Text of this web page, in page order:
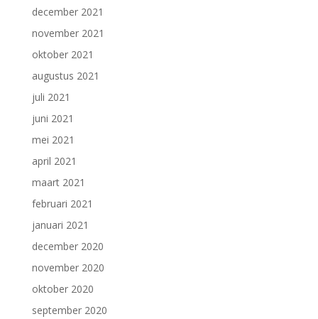
december 2021
november 2021
oktober 2021
augustus 2021
juli 2021
juni 2021
mei 2021
april 2021
maart 2021
februari 2021
januari 2021
december 2020
november 2020
oktober 2020
september 2020